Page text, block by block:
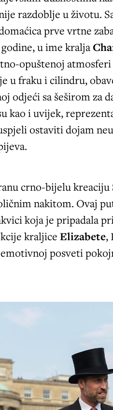
razdoblje u životu.
prve vrtne
u ime kralja
opuštenoj atmosferi
u fraku i cilindru,
odjeći sa šeširom za
kao i uvijek,
ostaviti dojam
crno-bijelu
nakitom. Ovaj
koja je pripadala
kraljice Elizabete,
posveti